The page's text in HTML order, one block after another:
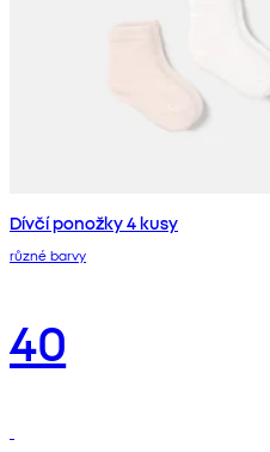
Dívčí ponožky 4 kusy
různé barvy
40